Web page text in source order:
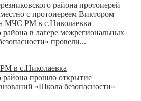
района протоиерей
с протоиереем Виктором
МЧС РМ в с.Николаевка
района в лагере межрегиональных
провели...